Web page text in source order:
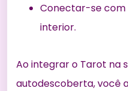
Conectar-se com
interior.
Ao integrar o Tarot na
autodescoberta, você